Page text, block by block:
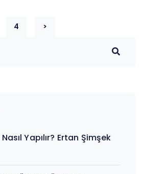
4 >
Yapılır? Ertan Şimşek